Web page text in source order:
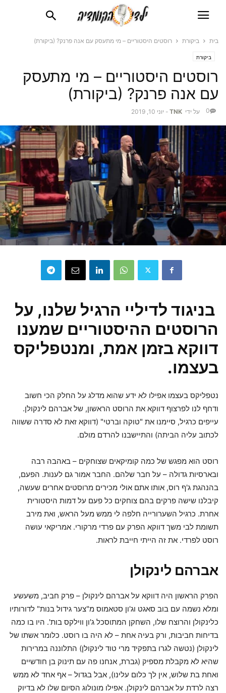
בית ביקורת רוסטים היסטוריים – מי מתעסק עם אנה פרנק? (ביקורת)
ביקורת
רוסטים היסטוריים – מי מתעסק
עם אנה פרנק? (ביקורת)
על ידי TNK
- יוני 10, 2019 0
בניגוד לדיליי הרגיל שלנו, על
הרוסטים ההיסטוריים שמענו
דווקא בזמן אמת, ומנטפליקס
בעצמו.
נטפליקס בעצמו אפילו לא ידע שהוא מדלג על החלק הכי חשוב
ודחף לנו לפרצוף דווקא את הרוסט הראשון, של אברהם לינקולן.
עייפים כרגיל, סיימנו את "טוקה וברטי" (דווקא זאת לא סדרה ששווה
לכתוב עליה הביתה) והתיישבנו להרדם מולם.
רוסט הוא מפגש של כמה קומיקאים שצוחקים – באהבה רבה
ובארסיות גדולה – על חבר שלהם. החבר אמור גם לענות. הפעם,
בהנהגת ג'ף רוס, אותו אתם אולי מכירים מרוסטים אחרים שעשה,
קיבלנו שישה פרקים בהם צוחקים כל פעם על דמות היסטורית
אחרת. כרגיל השערורייה חלפה לי ממש מעל הראש, ואת מירב
תשומת לבי משך דווקא הפרק עם פרדי מרקורי. אמריקאי עושה
רוסט לפרדי. את זה הייתי חייבת לראות.
אברהם לינקולן
הפרק הראשון היה דווקא על אברהם לינקולן – פרק חביב, משעשע
ומלא נשמה עם בוב סאגט וג'ון סטאמוס מ"צער גידול בנות" לדורותיו
כלינקולן והרוצח שלו, השחקן המתוסכל ג'ון ווילקס בות'. היו בו כמה
בדיחות חביבות, ורק בעיה אחת – לא היה בו רוסט. כלומר אשתו של
לינקולן (נטשה לגרו בתפקיד מרי טוד לינקולן) התלוננה במרירות
שהיא לא מקבלת מספיק (גברת, אנחנו פה עם תינוק בן חודשיים
ואחת בת שלוש, אין לך כלום עלינו), אבל בגדול – אף אחד לא ממש
רצה לרדת על אברהם לינקולן. אפילו מונולוג הסיום שלו לא בדיוק